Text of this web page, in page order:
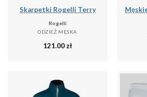
Skarpetki Rogelli Terry
Rogelli
ODZIEŻ MĘSKA
121.00 zł